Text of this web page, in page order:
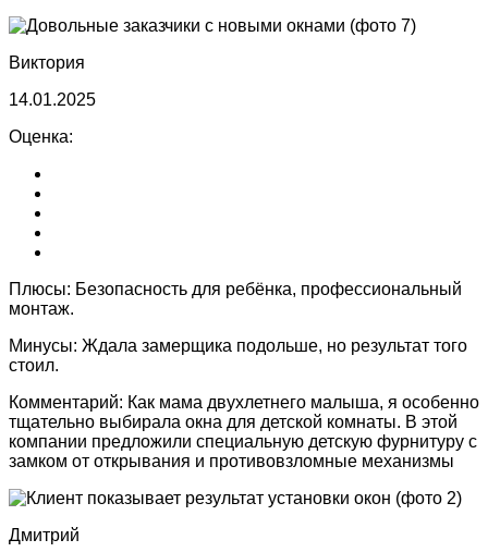
Виктория
14.01.2025
Оценка:
Плюсы: Безопасность для ребёнка, профессиональный
монтаж.
Минусы: Ждала замерщика подольше, но результат того
стоил.
Комментарий: Как мама двухлетнего малыша, я особенно
тщательно выбирала окна для детской комнаты. В этой
компании предложили специальную детскую фурнитуру с
замком от открывания и противовзломные механизмы
Дмитрий